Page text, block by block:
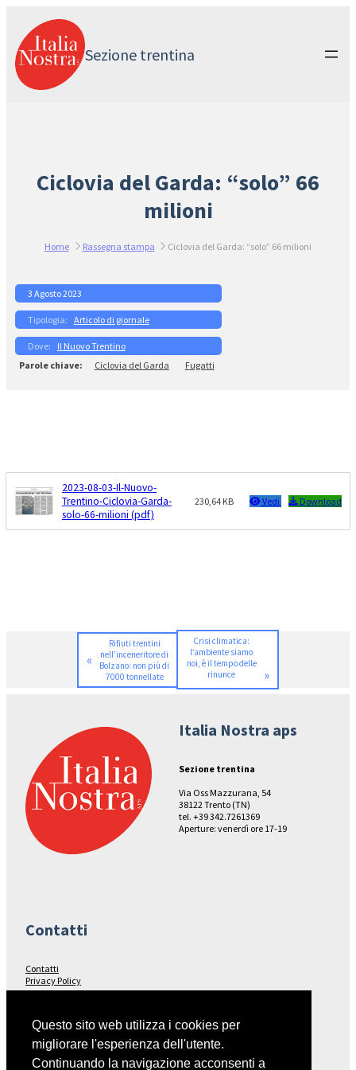
contenuto
Sezione trentina
Ciclovia del Garda: “solo” 66
milioni
Home Rassegna stampa Ciclovia del Garda: “solo” 66 milioni
3 Agosto 2023
Articolo di giornale
Il Nuovo Trentino
Ciclovia del Garda
Fugatti
2023-08-03-Il-Nuovo-
Trentino-Ciclovia-Garda-
solo-66-milioni (pdf)
230,64 KB Vedi Download
«
Rifiuti trentini
nell’inceneritore di
Bolzano: non più di
7000 tonnellate
Crisi climatica:
l’ambiente siamo
noi, è il tempo delle
rinunce
»
Italia Nostra aps
Sezione trentina
Via Oss Mazzurana, 54
38122 Trento (TN)
tel. +39 342.7261369
Aperture: venerdì ore 17-19
Contatti
Contatti
Privacy Policy
Seguici su…
Facebook
Questo sito web utilizza i cookies per
migliorare l'esperienza dell'utente.
Continuando la navigazione acconsenti a